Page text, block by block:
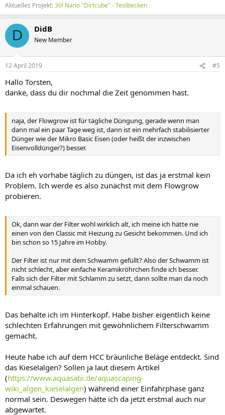
Aktuelles Projekt:30l Nano "Dirtcube" - Testbecken
D DidB
New Member
12 April 2019 #5
Hallo Torsten,
danke, dass du dir nochmal die Zeit genommen hast.
naja, der Flowgrow ist für tägliche Düngung, gerade wenn man
dann mal ein paar Tage weg ist, dann ist ein mehrfach stabilisierter
Dünger wie der Mikro Basic Eisen (oder heißt der inzwischen
Eisenvolldünger?) besser.
Da ich eh vorhabe täglich zu düngen, ist das ja erstmal kein
Problem. Ich werde es also zunächst mit dem Flowgrow
probieren.
Ok, dann war der Filter wohl wirklich alt, ich meine ich hätte nie
einen von den Classic mit Heizung zu Gesicht bekommen. Und ich
bin schon so 15 Jahre im Hobby.
Der Filter ist nur mit dem Schwamm gefüllt? Also der Schwamm ist
nicht schlecht, aber einfache Keramikröhrchen finde ich besser.
Falls sich der Filter mit Schlamm zu setzt, dann sollte man da noch
einmal schauen.
Das behalte ich im Hinterkopf. Habe bisher eigentlich keine
schlechten Erfahrungen mit gewöhnlichem Filterschwamm
gemacht.
Heute habe ich auf dem HCC bräunliche Beläge entdeckt. Sind
das Kieselalgen? Sollen ja laut diesem Artikel
(https://www.aquasabi.de/aquascaping-
wiki_algen_kieselalgen) während einer Einfahrphase ganz
normal sein. Deswegen hätte ich da jetzt erstmal auch nur
abgewartet.